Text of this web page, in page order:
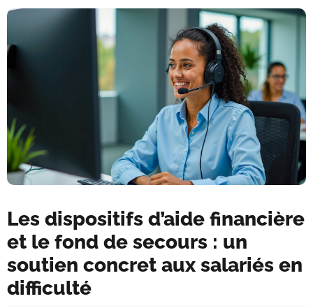
Les dispositifs d’aide financière
et le fond de secours : un
soutien concret aux salariés en
difficulté